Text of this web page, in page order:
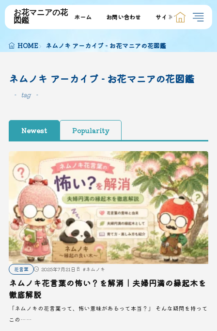
お花マニアの花
図鑑
ホーム お問い合わせ サイトマップ
HOME ネムノキ アーカイブ - お花マニアの花図鑑
ネムノキ アーカイブ - お花マニアの花図鑑
tag
Newest Popularity
花言葉 2025年7月21日 #ネムノキ
ネムノキ花言葉の怖い？を解消｜夫婦円満の縁起木を
徹底解説
「ネムノキの花言葉って、怖い意味があるって本当？」 そんな疑問を持って
この……